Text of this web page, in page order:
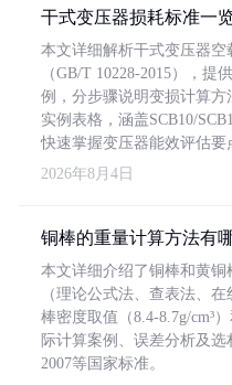
干式变压器损耗标准一
本文详细解析干式变压器
（GB/T 10228-2015），提
例，分步骤说明变损计算
实例表格，涵盖SCB10/
快速掌握变压器能效评估要
2026年8月4日
铜棒的重量计算方法有
本文详细介绍了铜棒和黄
（理论公式法、查表法、
棒密度取值（8.4-8.7g/cm³
际计算案例、误差分析及
2007等国家标准。